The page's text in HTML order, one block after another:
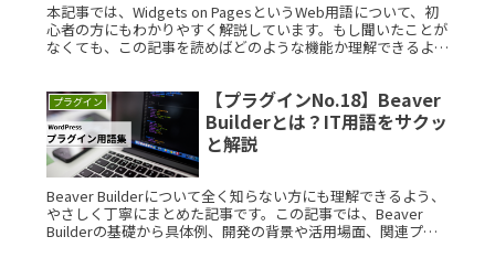
本記事では、Widgets on PagesというWeb用語について、初
心者の方にもわかりやすく解説しています。もし聞いたことが
なくても、この記事を読めばどのような機能か理解できるよう
プラグイン
【プラグインNo.18】Beaver
Builderとは？IT用語をサクッ
と解説
Beaver Builderについて全く知らない方にも理解できるよう、
やさしく丁寧にまとめた記事です。この記事では、Beaver
Builderの基礎から具体例、開発の背景や活用場面、関連プラ